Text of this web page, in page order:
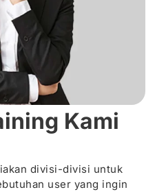
Kami
divisi-divisi untuk
user yang ingin